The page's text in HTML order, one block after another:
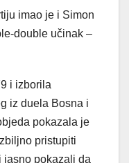
imao je i Simon
double učinak –
i izborila
iz duela Bosna i
pokazala je
pristupiti
jasno pokazali da